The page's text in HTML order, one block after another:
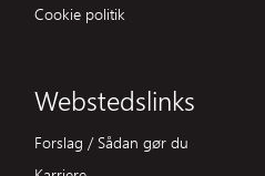
Cookie politik
Webstedslinks
Forslag / Sådan gør du